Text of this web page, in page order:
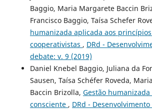
Baggio, Maria Margarete Baccin
Francisco Baggio, Taísa Schefer
humanizada aplicada aos
cooperativistas , DRd -
debate: v. 9 (2019)
Daniel Knebel Baggio, Juliana da
Sausen, Taísa Schéfer Roveda,
Baccin Brizolla, Gestão
consciente , DRd -